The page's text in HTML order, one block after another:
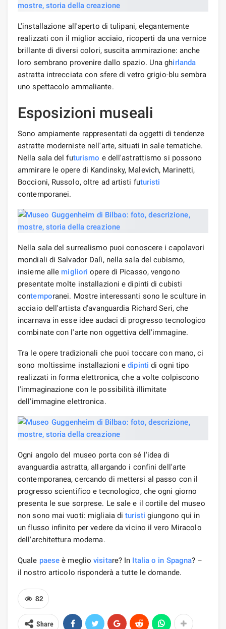
L'installazione all'aperto di tulipani, elegantemente
realizzati con il miglior acciaio, ricoperti da una vernice
brillante di diversi colori, suscita ammirazione: anche
loro sembrano provenire dallo spazio. Una ghirlanda
astratta intrecciata con sfere di vetro grigio-blu sembra
uno spettacolo ammaliante.
Esposizioni museali
Sono ampiamente rappresentati da oggetti di tendenze
astratte moderniste nell'arte, situati in sale tematiche.
Nella sala del futurismo e dell'astrattismo si possono
ammirare le opere di Kandinsky, Malevich, Marinetti,
Boccioni, Russolo, oltre ad artisti futuristi
contemporanei.
Nella sala del surrealismo puoi conoscere i capolavori
mondiali di Salvador Dalì, nella sala del cubismo,
insieme alle migliori opere di Picasso, vengono
presentate molte installazioni e dipinti di cubisti
contemporanei. Mostre interessanti sono le sculture in
acciaio dell'artista d'avanguardia Richard Seri, che
incarnava in esse idee audaci di progresso tecnologico
combinate con l'arte non oggettiva dell'immagine.
Tra le opere tradizionali che puoi toccare con mano, ci
sono moltissime installazioni edipinti di ogni tipo
realizzati in forma elettronica, che a volte colpiscono
l'immaginazione con le possibilità illimitate
dell'immagine elettronica.
Ogni angolo del museo porta con sé l'idea di
avanguardia astratta, allargando i confini dell'arte
contemporanea, cercando di mettersi al passo con il
progresso scientifico e tecnologico, che ogni giorno
presenta le sue sorprese. Le sale e il cortile del museo
non sono mai vuoti: migliaia dituristi giungono qui in
un flusso infinito per vedere da vicino il vero Miracolo
dell'architettura moderna.
Quale paese è megliovisitare? In Italia o in Spagna? –
il nostro articolo risponderà a tutte le domande.
82
Share